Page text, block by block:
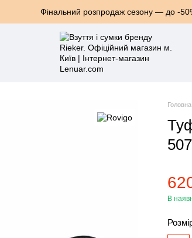
Фінальний розпродаж сезону — до -
Головна
В